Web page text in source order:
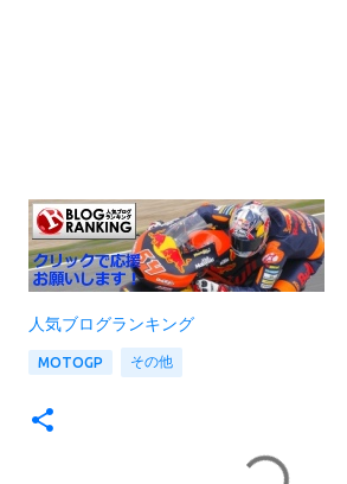
人気ブログランキング
MOTOGP その他